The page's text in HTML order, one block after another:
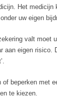
Het
uw eigen
valt moet
aan eigen
beperken met
te kiezen.